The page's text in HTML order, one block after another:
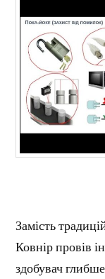
Замість
Ковнір провів
здобувач